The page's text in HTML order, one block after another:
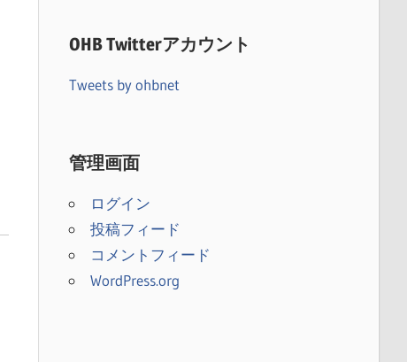
OHB Twitterアカウント
Tweets by ohbnet
管理画面
ログイン
投稿フィード
コメントフィード
WordPress.org